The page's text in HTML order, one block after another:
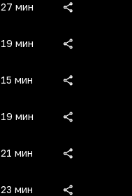
27 мин
19 мин
15 мин
19 мин
21 мин
23 мин